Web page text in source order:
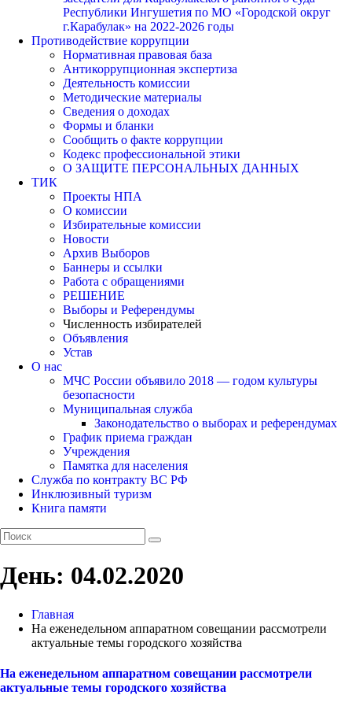
Республики Ингушетия по МО «Городской округ
г.Карабулак» на 2022-2026 годы
Противодействие коррупции
Нормативная правовая база
Антикоррупционная экспертиза
Деятельность комиссии
Методические материалы
Сведения о доходах
Формы и бланки
Сообщить о факте коррупции
Кодекс профессиональной этики
О ЗАЩИТЕ ПЕРСОНАЛЬНЫХ ДАННЫХ
ТИК
Проекты НПА
О комиссии
Избирательные комиссии
Новости
Архив Выборов
Баннеры и ссылки
Работа с обращениями
РЕШЕНИЕ
Выборы и Референдумы
Численность избирателей
Объявления
Устав
О нас
МЧС России объявило 2018 — годом культуры
безопасности
Муниципальная служба
Законодательство о выборах и референдумах
График приема граждан
Учреждения
Памятка для населения
Служба по контракту ВС РФ
Инклюзивный туризм
Книга памяти
День: 04.02.2020
Главная
На еженедельном аппаратном совещании рассмотрели
актуальные темы городского хозяйства
На еженедельном аппаратном совещании рассмотрели
актуальные темы городского хозяйства